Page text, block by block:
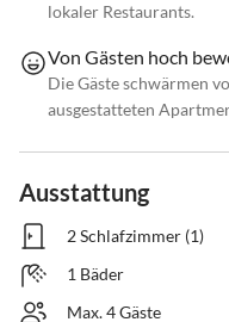
lokaler Restaurants.
Von Gästen hoch
Die Gäste schwärmen
ausgestatteten
Ausstattung
2 Schlafzimmer (1)
1 Bäder
Max. 4 Gäste